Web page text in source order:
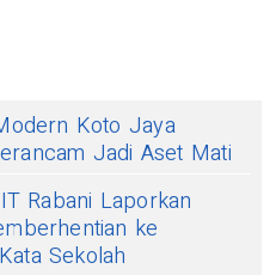
Koto Jaya
Jadi Aset Mati
Rabani Laporkan
ke
Sekolah